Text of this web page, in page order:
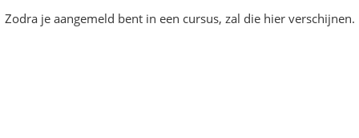
Zodra je aangemeld bent in een cursus, zal die hier verschijnen.